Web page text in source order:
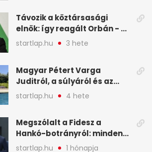
Távozik a köztársasági
elnök: így reagált Orbán - A
hét legfontosabb hírei
képekben
startlap.hu 3 hete
Magyar Pétert Varga
Juditról, a súlyáról és az
alvásidejéről is faggatták a
Redditen, sok kérdésre sírva
A hét legfontosabb hírei
képekben
startlap.hu 4 hete
Megszólalt a Fidesz a
Hankó-botrányról: minden
forint jó helyre ment - A hét
startlap.hu 1 hónapja